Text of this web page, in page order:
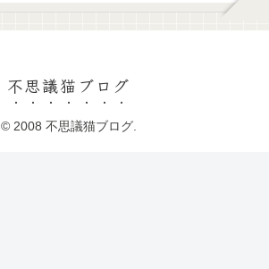
不思議猫ブログ
© 2008 不思議猫ブログ.